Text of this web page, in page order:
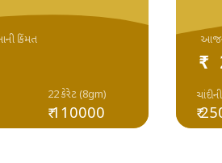
22 કેરેટ (8gm)
કિંમત
₹ 110000
₹
₹